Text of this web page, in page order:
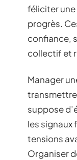
féliciter
progrès.
confiance,
collectif et
Manager
suppose
les signaux
tensions
Organiser